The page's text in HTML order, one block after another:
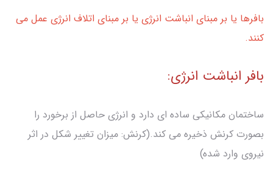
بافرها یا بر مبنای انباشت انرژی یا بر مبنای اتلاف انرژی عمل می
کنند.
بافر انباشت انرژی:
ساختمان مکانیکی ساده ای دارد و انرژی حاصل از برخورد را
بصورت کرنش ذخیره می کند.(کرنش: میزان تغییر شکل در اثر
نیروی وارد شده)